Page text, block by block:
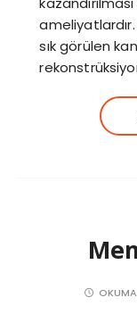
sık görülen